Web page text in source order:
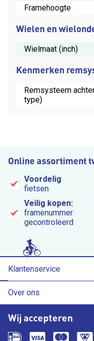
Framehoogte
Wielen en
Wielmaat (inch)
Kenmerken
Remsysteem
type)
Online assortiment
Voordelig
fietsen
Veilig kopen:
framenummer
gecontroleerd
Klantenservice
Over ons
Wij accepteren